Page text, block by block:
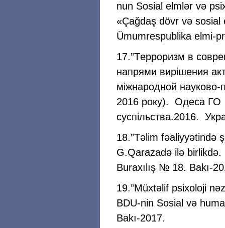
nun Sosial elmlər və
«Çağdaş dövr və
Ümumrespublika elmi-
17.”Tерроризм в
напрями вирiшения
мiжнародной науково-
2016 року). Одеса ГО
суспiльства.2016.
18.”Təlim fəaliyyətində
G.Qarazadə ilə
Buraxılış № 18. Bakı-
19.”Müxtəlif psixoloji
BDU-nin Sosial və
Bakı-2017.